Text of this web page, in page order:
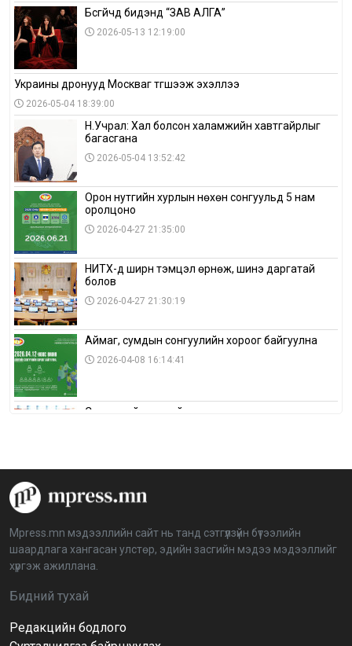
Бүсгүйчүүд бидэнд “ЗАВ АЛГА”
2026-05-13 12:19:00
Украины дронууд Москваг түгшээж эхэллээ
2026-05-04 18:39:00
Н.Учрал: Хал болсон халамжийн хавтгайрлыг
багасгана
2026-05-04 13:52:42
Орон нутгийн хурлын нөхөн сонгуульд 5 нам
оролцоно
2026-04-27 21:35:00
НИТХ-д ширүүн тэмцэл өрнөж, шинэ даргатай
болов
2026-04-27 21:30:19
Аймаг, сумдын сонгуулийн хороог байгуулна
2026-04-08 16:14:41
Сонгуулийн хуулийн зөрчил, шалгах,
аймагт үргэлжилж байна
BTS-ийн тоглолтыг Netflix дэлхий даяар шууд
дамжуулна
Иргэдийн төлөөлөгчдийн хурлын 2026 оны
нөхөн сонгууль 6 дугаар сарын 21-нд болно
Mpress.mn мэдээллийн сайт нь танд сэтгүүлзүйн бүтээлийн
шаардлага хангасан улстөр, эдийн засгийн мэдээ мэдээллийг
хүргэж ажиллана.
Бидний тухай
Редакцийн бодлого